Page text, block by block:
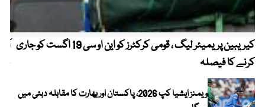
کیریبین پریمیئر لیگ ، قومی کرکٹرز کو این او سی 19 اگست کو جاری
کرنے کا فیصلہ
ویمنز ایشیا کپ 2026، پاکستان اور بھارت کا مقابلہ دبئی میں